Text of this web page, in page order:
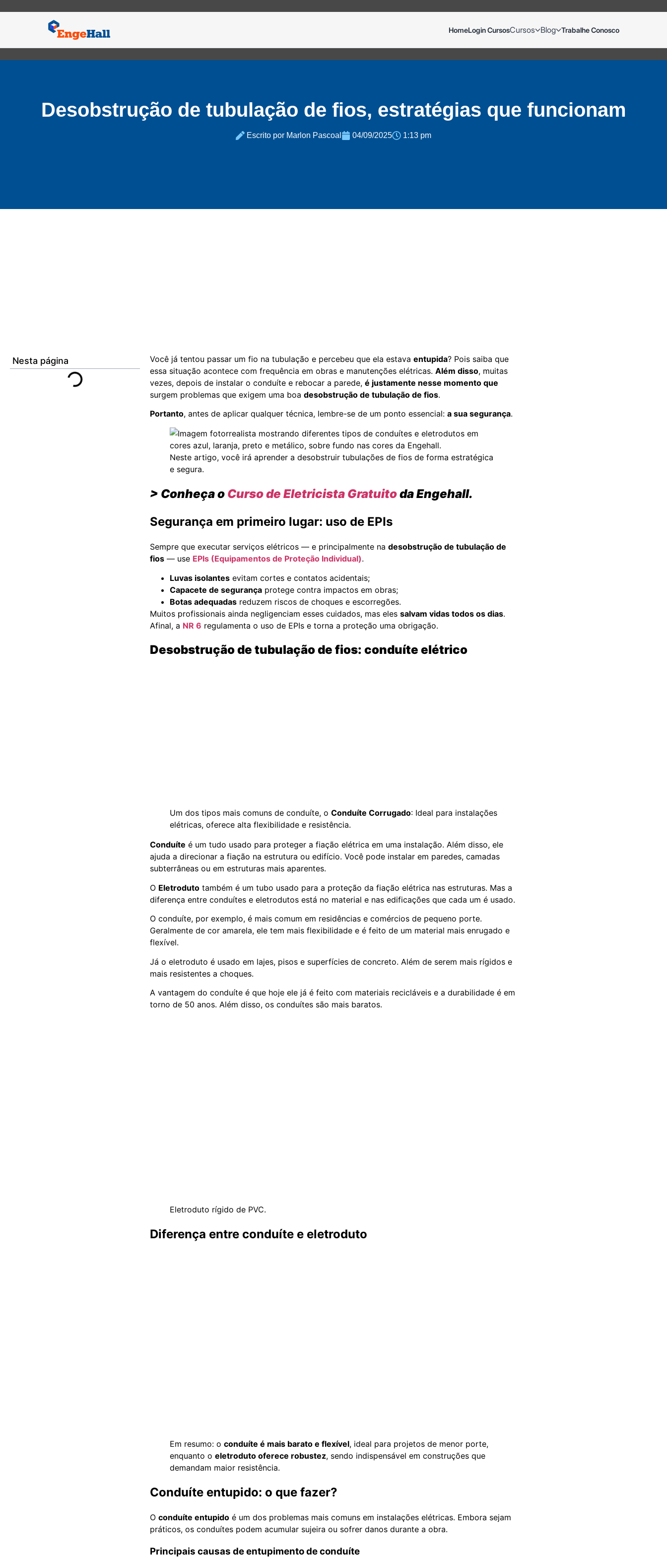
HomeLogin CursosCursos Blog Trabalhe Conosco
Desobstrução de tubulação de fios, estratégias que funcionam
Escrito por Marlon Pascoal 04/09/2025 1:13 pm
Nesta página Você já tentou passar um fio na tubulação e percebeu que ela estavaentupida? Pois saiba que
essa situação acontece com frequência em obras e manutenções elétricas.Além disso, muitas
vezes, depois de instalar o conduíte e rebocar a parede,é justamente nesse momento que
surgem problemas que exigem uma boadesobstrução de tubulação de fios.
Portanto, antes de aplicar qualquer técnica, lembre-se de um ponto essencial:a sua segurança.
Neste artigo, você irá aprender a desobstruir tubulações de fios de forma estratégica
e segura.
> Conheça o Curso de Eletricista Gratuitoda Engehall.
Segurança em primeiro lugar: uso de EPIs
Sempre que executar serviços elétricos — e principalmente nadesobstrução de tubulação de
fios — use EPIs (Equipamentos de Proteção Individual).
Luvas isolantes evitam cortes e contatos acidentais;
Capacete de segurança protege contra impactos em obras;
Botas adequadas reduzem riscos de choques e escorregões.
Muitos profissionais ainda negligenciam esses cuidados, mas elessalvam vidas todos os dias.
Afinal, a NR 6 regulamenta o uso de EPIs e torna a proteção uma obrigação.
Desobstrução de tubulação de fios: conduíte elétrico
Um dos tipos mais comuns de conduíte, oConduíte Corrugado: Ideal para instalações
elétricas, oferece alta flexibilidade e resistência.
Conduíte é um tudo usado para proteger a fiação elétrica em uma instalação. Além disso, ele
ajuda a direcionar a fiação na estrutura ou edifício. Você pode instalar em paredes, camadas
subterrâneas ou em estruturas mais aparentes.
O Eletroduto também é um tubo usado para a proteção da fiação elétrica nas estruturas. Mas a
diferença entre conduítes e eletrodutos está no material e nas edificações que cada um é usado.
O conduíte, por exemplo, é mais comum em residências e comércios de pequeno porte.
Geralmente de cor amarela, ele tem mais flexibilidade e é feito de um material mais enrugado e
flexível.
Já o eletroduto é usado em lajes, pisos e superfícies de concreto. Além de serem mais rígidos e
mais resistentes a choques.
A vantagem do conduíte é que hoje ele já é feito com materiais recicláveis e a durabilidade é em
torno de 50 anos. Além disso, os conduítes são mais baratos.
Eletroduto rígido de PVC.
Diferença entre conduíte e eletroduto
Em resumo: oconduíte é mais barato e flexível, ideal para projetos de menor porte,
enquanto oeletroduto oferece robustez, sendo indispensável em construções que
demandam maior resistência.
Conduíte entupido: o que fazer?
Oconduíte entupido é um dos problemas mais comuns em instalações elétricas. Embora sejam
práticos, os conduítes podem acumular sujeira ou sofrer danos durante a obra.
Principais causas de entupimento de conduíte